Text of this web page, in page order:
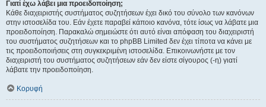
Γιατί έχω λάβει μια προειδοποίηση;
Κάθε διαχειριστής συστήματος συζητήσεων έχει δικό του σύνολο των κανόνων
στην ιστοσελίδα του. Εάν έχετε παραβεί κάποιο κανόνα, τότε ίσως να λάβατε μια
προειδοποίηση. Παρακαλώ σημειώστε ότι αυτό είναι απόφαση του διαχειριστή
του συστήματος συζητήσεων και το phpBB Limited δεν έχει τίποτα να κάνει με
τις προειδοποιήσεις στη συγκεκριμένη ιστοσελίδα. Επικοινωνήστε με τον
διαχειριστή του συστήματος συζητήσεων εάν δεν είστε σίγουρος (-η) γιατί
λάβατε την προειδοποίηση.
Κορυφή